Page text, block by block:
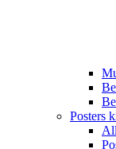
Posters